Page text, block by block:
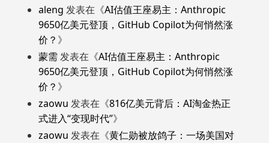
aleng 发表在《AI估值王座易主：Anthropic
9650亿美元登顶，GitHub Copilot为何悄然涨
价？ 》
蒙需 发表在《AI估值王座易主：Anthropic
9650亿美元登顶，GitHub Copilot为何悄然涨
价？ 》
zaowu 发表在《816亿美元背后：AI淘金热正
式进入“变现时代”》
zaowu 发表在《黄仁勋被放鸽子：一场美国对